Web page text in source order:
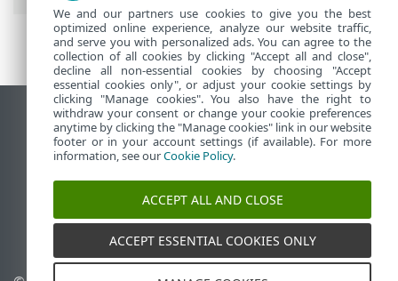
Vizualizare site pentru desktop
End of Life
Baza de cunoștințe ESET
Forum ESET
ESET Status Portal
Asistenţă regională
We and our partners use cookies to give you the best
optimized online experience, analyze our website traffic,
and serve you with personalized ads. You can agree to the
collection of all cookies by clicking "Accept all and close",
decline all non-essential cookies by choosing "Accept
essential cookies only", or adjust your cookie settings by
clicking "Manage cookies". You also have the right to
withdraw your consent or change your cookie preferences
anytime by clicking the "Manage cookies" link in our website
footer or in your account settings (if available). For more
information, see ourCookie Policy.
ACCEPT ALL AND CLOSE
ACCEPT ESSENTIAL COOKIES ONLY